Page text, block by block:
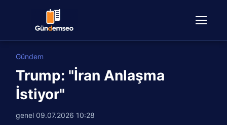
Gündem
Trump: "İran Anlaşma
İstiyor"
genel 09.07.2026 10:28